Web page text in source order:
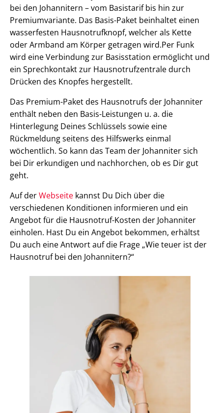
bei den Johannitern – vom Basistarif bis hin zur
Premiumvariante. Das Basis-Paket beinhaltet einen
wasserfesten Hausnotrufknopf, welcher als Kette
oder Armband am Körper getragen wird.Per Funk
wird eine Verbindung zur Basisstation ermöglicht und
ein Sprechkontakt zur Hausnotrufzentrale durch
Drücken des Knopfes hergestellt.
Das Premium-Paket des Hausnotrufs der Johanniter
enthält neben den Basis-Leistungen u. a. die
Hinterlegung Deines Schlüssels sowie eine
Rückmeldung seitens des Hilfswerks einmal
wöchentlich. So kann das Team der Johanniter sich
bei Dir erkundigen und nachhorchen, ob es Dir gut
geht.
Auf derWebseite kannst Du Dich über die
verschiedenen Konditionen informieren und ein
Angebot für die Hausnotruf-Kosten der Johanniter
einholen. Hast Du ein Angebot bekommen, erhältst
Du auch eine Antwort auf die Frage „Wie teuer ist der
Hausnotruf bei den Johannitern?“